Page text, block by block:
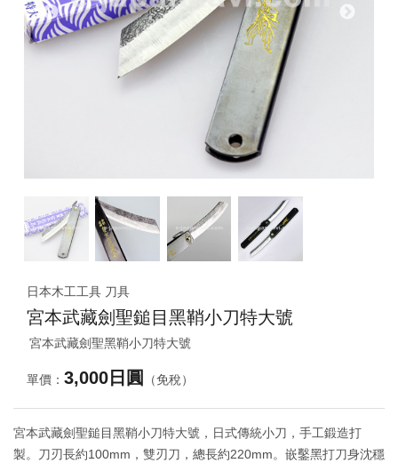
日本木工工具 刀具
宮本武藏劍聖鎚目黑鞘小刀特大號
宮本武藏劍聖黑鞘小刀特大號
單價： 3,000日圓 （免稅）
宮本武藏劍聖鎚目黑鞘小刀特大號，日式傳統小刀，手工鍛造打
製。刀刃長約100mm，雙刃刀，總長約220mm。嵌鑿黑打刀身沈穩